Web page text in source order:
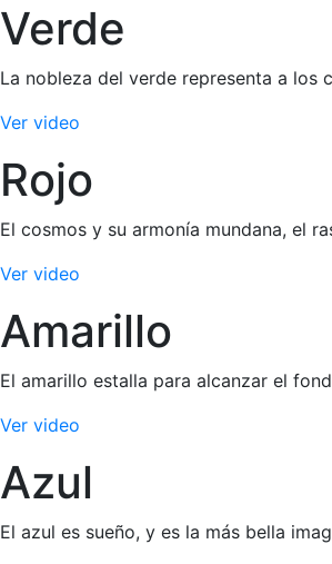
Verde
La nobleza del verde representa a los
Ver video
Rojo
El cosmos y su armonía mundana, el
Ver video
Amarillo
El amarillo estalla para alcanzar el
Ver video
Azul
El azul es sueño, y es la más bella